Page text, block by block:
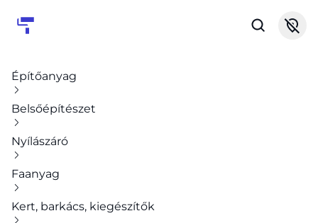
Építőanyag
Belsőépítészet
Nyílászáró
Faanyag
Kert, barkács, kiegészítők